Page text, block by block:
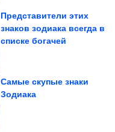
Представители этих
знаков зодиака всегда в
списке богачей
Самые скупые знаки
Зодиака